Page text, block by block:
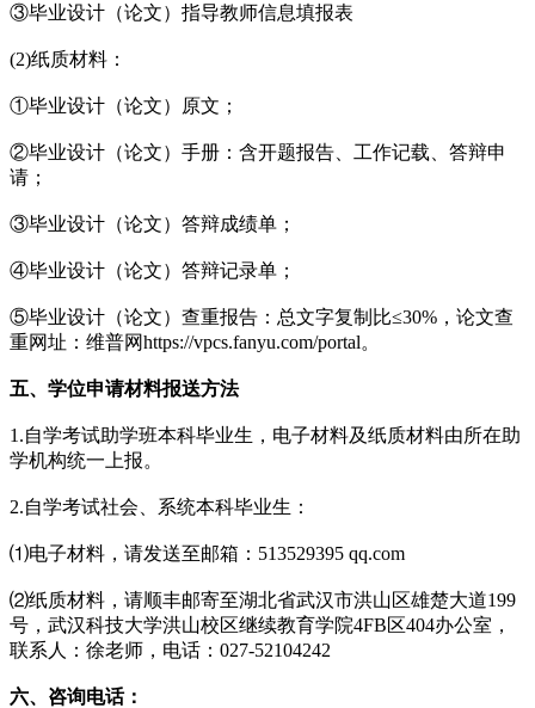
③毕业设计（论文）指导教师信息填报表
(2)纸质材料：
①毕业设计（论文）原文；
②毕业设计（论文）手册：含开题报告、工作记载、答辩申
请；
③毕业设计（论文）答辩成绩单；
④毕业设计（论文）答辩记录单；
⑤毕业设计（论文）查重报告：总文字复制比≤30%，论文查
重网址：维普网https://vpcs.fanyu.com/portal。
五、学位申请材料报送方法
1.自学考试助学班本科毕业生，电子材料及纸质材料由所在助
学机构统一上报。
2.自学考试社会、系统本科毕业生：
⑴电子材料，请发送至邮箱：513529395 qq.com
⑵纸质材料，请顺丰邮寄至湖北省武汉市洪山区雄楚大道199
号，武汉科技大学洪山校区继续教育学院4FB区404办公室，
联系人：徐老师，电话：027-52104242
六、咨询电话：